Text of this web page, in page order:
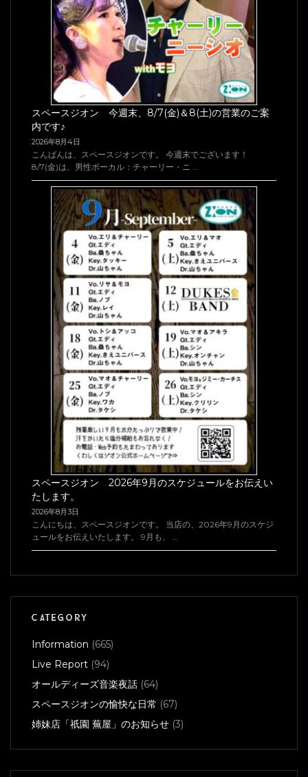
スペースジオン 今週末、8/7(金)＆8(土)の営業のご案
内です♪
2026年8月4日
こんばんは、スペースジオンです。 今週末でございます！
8/7(金)は、男性ボーカル：チャーリー・ニ …
スペースジオン 2026年9月のスケジュールをお伝えい
たします。
2026年8月3日
こんにちは、スペースジオンです。 当店の、2026年9月のスケジ
ュールをお伝えいたします。 9月も、 …
CATEGORY
Information (665)
Live Report (94)
オールディーズ音楽夜話 (64)
スペースジオンの愉快な日常 (67)
姉妹店「祇園 蕪屋」のお知らせ (3)